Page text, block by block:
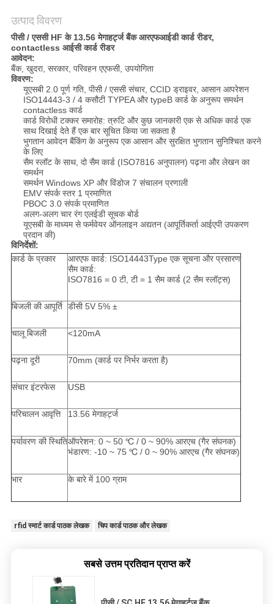
POLICY
उत्पाद विवरण
पीसी / एससी HF के 13.56 मेगाहर्ट्ज बैंक आरएफआईडी कार्ड रीडर,
contactless आईसी कार्ड रीडर
आवेदन:
बैंक, खुदरा, सरकार, परिवहन एएफसी, उपयोगिता
विवरण:
यूएसबी 2.0 पूर्ण गति, पीसी / एससी संचार, CCID ड्राइवर, आसान आपरेशन
ISO14443-3 / 4 कसौटी TYPEA और typeB कार्ड के अनुरूप समर्थन
contactless कार्ड
कार्ड विरोधी टक्कर समारोह: त्रुटि और कुछ जानकारी एक से अधिक कार्ड एक
साथ दिखाई देते हैं एक बार सूचित किया जा सकता है
भुगतान आवेदन बैंकिंग के अनुरूप एक आसान और सुरक्षित भुगतान सुनिश्चित करने
के लिए
सैम स्लॉट के साथ, दो सैम कार्ड (ISO7816 अनुपालन) पढ़ना और लेखन का
समर्थन
समर्थन Windows XP और विंडोज 7 संचालन प्रणाली
EMV संपर्क स्तर 1 प्रमाणित
PBOC 3.0 संपर्क प्रमाणित
अलग-अलग चार रंग एलईडी सूचक बोर्ड
यूएसबी के माध्यम से फर्मवेयर ऑनलाइन अद्यतन (आपूर्तिकर्ता आईएपी उपकरण
प्रदान की)
विनिर्देशों:
कार्ड के प्रकार
आरएफ कार्ड: ISO14443Type एक सूचना और प्रसारण
सैम कार्ड:
ISO7816 = 0 टी, टी = 1 सैम कार्ड (2 सैम स्लॉट्स)
बिजली की आपूर्ति डीसी 5V 5% ±
चालू बिजली <120mA
पढ़ना दूरी 70mm (कार्ड पर निर्भर करता है)
संचार इंटरफेस USB
परिचालन आवृत्ति 13.56 मेगाहर्ट्ज
पर्यावरण की स्थितिऑपरेशन: 0 ~ 50 ℃ / 0 ~ 90% आरएच (गैर संघनक)
भंडारण: -10 ~ 75 ℃ / 0 ~ 90% आरएच (गैर संघनक)
भार के बारे में 100 ग्राम
rfid स्मार्ट कार्ड पाठक लेखक चिप कार्ड पाठक और लेखक
सबसे उत्तम प्रतिदान प्राप्त करें